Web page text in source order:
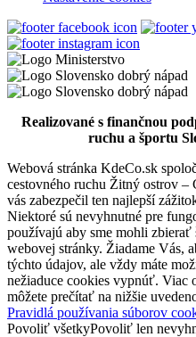
Orechová Potôň
Turistické atrakcie
Thermalpark Dunajská Streda
Dunajská Streda
Turistické atrakcie
Turistické informačné
Dunajská Streda
Realizované s finančnou
ruchu a športu
Webová stránka KdeCo.sk
cestovného ruchu Žitný ostrov –
vás zabezpečil ten najlepší
Niektoré sú nevyhnutné pre
používajú aby sme mohli zbierať
webovej stránky. Žiadame Vás,
týchto údajov, ale vždy máte
nežiaduce cookies vypnúť. Viac
môžete prečítať na nižšie
Pravidlá používania súborov
Povoliť všetkyPovoliť len